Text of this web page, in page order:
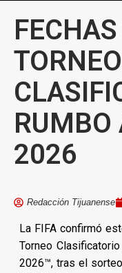
TORNEO
2026
Redacción Tijuanense
La FIFA confirmó
Torneo
2026™, tras el